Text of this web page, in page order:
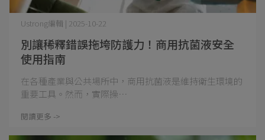
別讓稀釋錯誤拖垮防護力！商用抗菌液安全
使用指南
Ustrong編輯 | 2025-10-22
在各種產業與公共場所中，商用抗菌液是維持衛生環境的
重要工具。然而，實際操⋯
閱讀更多 ->